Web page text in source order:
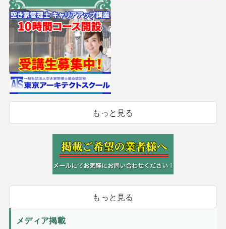
もっと見る
もっと見る
メディア掲載